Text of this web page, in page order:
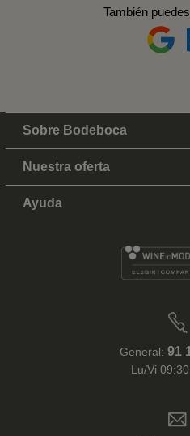
También
Sobre Bodeboca
Nuestra oferta
Ayuda
General: 91
Lu/Vi